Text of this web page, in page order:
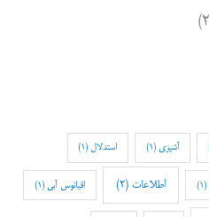
آشپزی (1) استدلال (1)
(1) اطلاعات (2) اقیانوس آبی (1)